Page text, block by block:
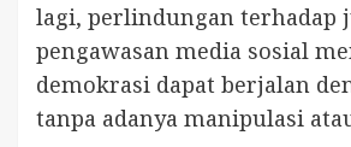
lagi, perlindungan terhadap
pengawasan media sosial
demokrasi dapat berjalan
tanpa adanya manipulasi